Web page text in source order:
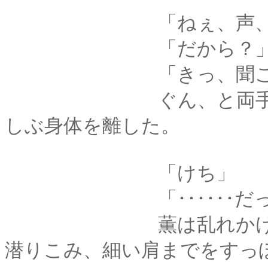
「ねぇ、声、出ち
「だから？
「きっ、聞こえち
ぐん、と両手で顔を
しぶ身体を離した。
「けち」
「･･････だって
薫は乱れかけた襟元
潜りこみ、細い肩までをすっ